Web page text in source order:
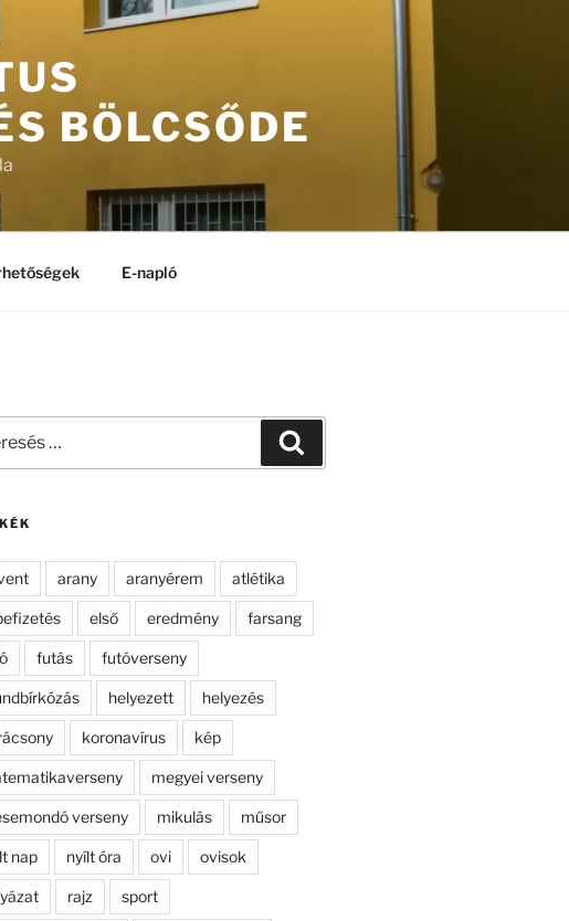
BÖLCSŐDE
E-napló
arany aranyérem atlétika
első eredmény farsang
futás futóverseny
helyezett helyezés
koronavírus kép
megyei verseny
verseny mikulás műsor
nap nyílt óra ovi ovisok
rajz sport